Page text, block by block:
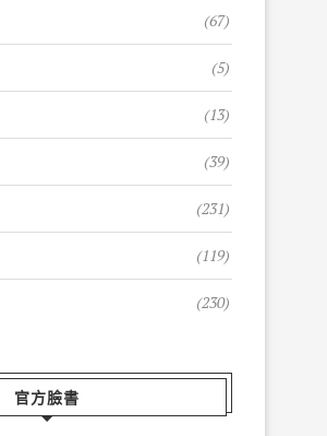
(67)
(5)
(13)
(39)
(231)
(119)
(230)
官方臉書